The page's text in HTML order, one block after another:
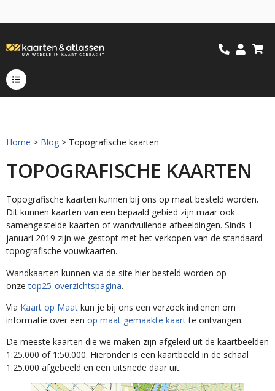
Home > Blog > Topografische kaarten
TOPOGRAFISCHE KAARTEN
Topografische kaarten kunnen bij ons op maat besteld worden.
Dit kunnen kaarten van een bepaald gebied zijn maar ook
samengestelde kaarten of wandvullende afbeeldingen. Sinds 1
januari 2019 zijn we gestopt met het verkopen van de standaard
topografische vouwkaarten.
Wandkaarten kunnen via de site hier besteld worden op
onzetop25-overzichtspagina.
Via Kaart op Maat kun je bij ons een verzoek indienen om
informatie over een op maat gemaakte kaartte ontvangen.
De meeste kaarten die we maken zijn afgeleid uit de kaartbeelden
1:25.000 of 1:50.000. Hieronder is een kaartbeeld in de schaal
1:25.000 afgebeeld en een uitsnede daar uit.